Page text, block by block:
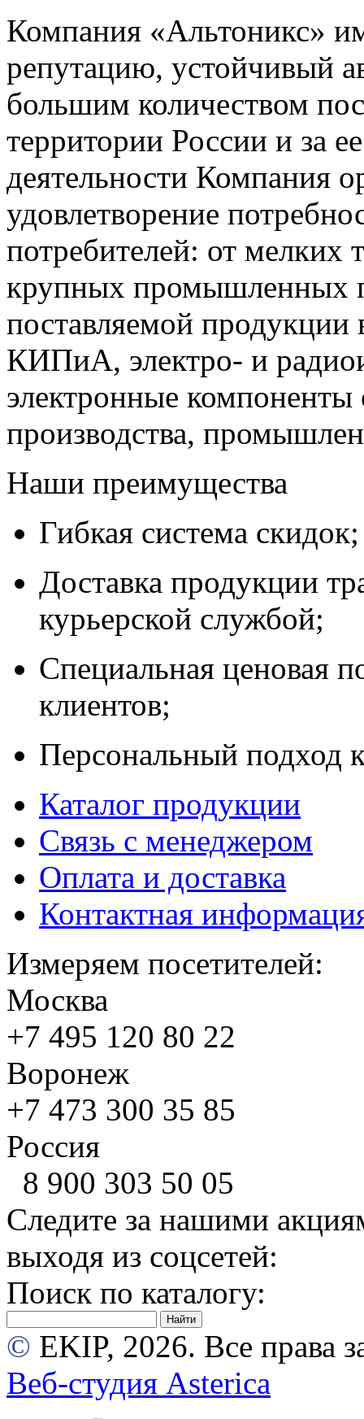
Компания «Альтоникс»
репутацию, устойчивый
большим количеством
территории России и за
деятельности Компания
удовлетворение
потребителей: от мелких
крупных промышленных
поставляемой продукции
КИПиА, электро- и
электронные компоненты
производства,
Наши преимущества
Гибкая система скидок;
Доставка продукции
курьерской службой;
Специальная ценовая
клиентов;
Персональный подход
Каталог продукции
Связь с менеджером
Оплата и доставка
Контактная
Измеряем посетителей:
Москва
+7 495 120 80 22
Воронеж
+7 473 300 35 85
Россия
8 900 303 50 05
Следите за нашими
выходя из соцсетей:
Поиск по каталогу:
© EKIP, 2026. Все права
Веб-студия Asterica